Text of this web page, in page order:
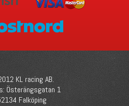
KL racing AB.
Österängsgatan 1
Falköping